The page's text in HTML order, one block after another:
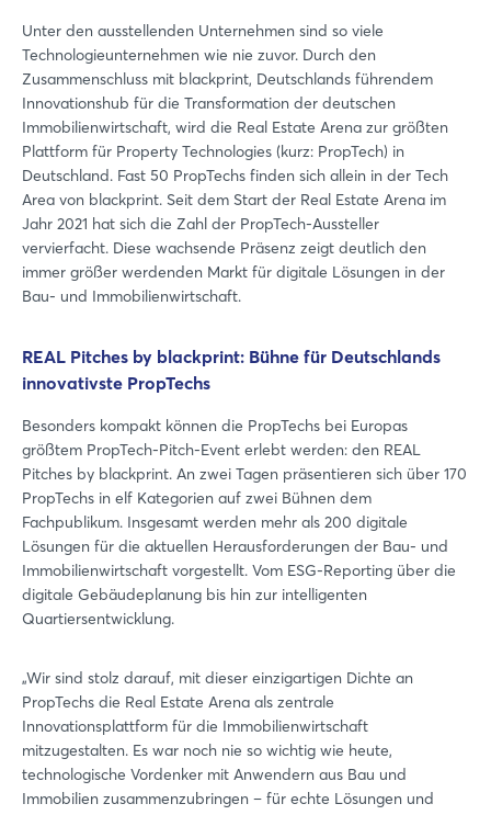
Unter den ausstellenden Unternehmen sind so viele
Technologieunternehmen wie nie zuvor. Durch den
Zusammenschluss mit blackprint, Deutschlands führendem
Innovationshub für die Transformation der deutschen
Immobilienwirtschaft, wird die Real Estate Arena zur größten
Plattform für Property Technologies (kurz: PropTech) in
Deutschland. Fast 50 PropTechs finden sich allein in der Tech
Area von blackprint. Seit dem Start der Real Estate Arena im
Jahr 2021 hat sich die Zahl der PropTech-Aussteller
vervierfacht. Diese wachsende Präsenz zeigt deutlich den
immer größer werdenden Markt für digitale Lösungen in der
Bau- und Immobilienwirtschaft.
REAL Pitches by blackprint: Bühne für Deutschlands
innovativste PropTechs
Besonders kompakt können die PropTechs bei Europas
größtem PropTech-Pitch-Event erlebt werden: den REAL
Pitches by blackprint. An zwei Tagen präsentieren sich über 170
PropTechs in elf Kategorien auf zwei Bühnen dem
Fachpublikum. Insgesamt werden mehr als 200 digitale
Lösungen für die aktuellen Herausforderungen der Bau- und
Immobilienwirtschaft vorgestellt. Vom ESG-Reporting über die
digitale Gebäudeplanung bis hin zur intelligenten
Quartiersentwicklung.
„Wir sind stolz darauf, mit dieser einzigartigen Dichte an
PropTechs die Real Estate Arena als zentrale
Innovationsplattform für die Immobilienwirtschaft
mitzugestalten. Es war noch nie so wichtig wie heute,
technologische Vordenker mit Anwendern aus Bau und
Immobilien zusammenzubringen – für echte Lösungen und